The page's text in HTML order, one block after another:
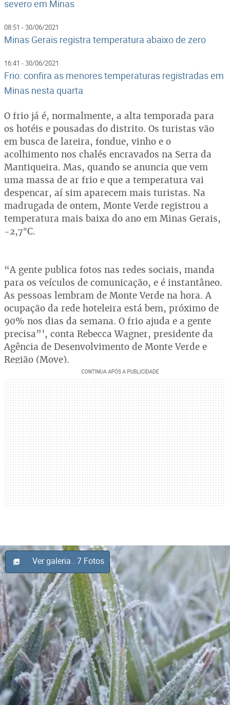
severo em Minas
08:51 - 30/06/2021
Minas Gerais registra temperatura abaixo de zero
16:41 - 30/06/2021
Frio: confira as menores temperaturas registradas em
Minas nesta quarta
O frio já é, normalmente, a alta temporada para
os hotéis e pousadas do distrito. Os turistas vão
em busca de lareira, fondue, vinho e o
acolhimento nos chalés encravados na Serra da
Mantiqueira. Mas, quando se anuncia que vem
uma massa de ar frio e que a temperatura vai
despencar, aí sim aparecem mais turistas. Na
madrugada de ontem, Monte Verde registrou a
temperatura mais baixa do ano em Minas Gerais,
-2,7°C.
“A gente publica fotos nas redes sociais, manda
para os veículos de comunicação, e é instantâneo.
As pessoas lembram de Monte Verde na hora. A
ocupação da rede hoteleira está bem, próximo de
90% nos dias da semana. O frio ajuda e a gente
precisa”’, conta Rebecca Wagner, presidente da
Agência de Desenvolvimento de Monte Verde e
Região (Move).
Ver galeria . 7 Fotos